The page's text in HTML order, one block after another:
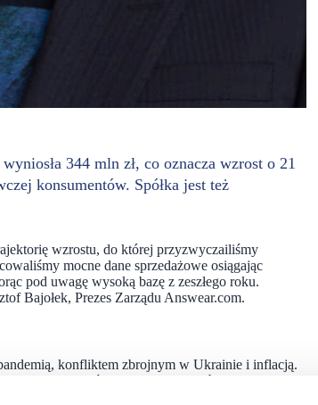
344 mln zł, co oznacza wzrost o 21
konsumentów. Spółka jest też
wzrostu, do której przyzwyczailiśmy
mocne dane sprzedażowe osiągając
pod uwagę wysoką bazę z zeszłego roku.
Bajołek, Prezes Zarządu Answear.com.
konfliktem zbrojnym w Ukrainie i inflacją.
wynagrodzeń w 2024 r. wynosi średnio 12,3
się na wzrost siły nabywczej konsumentów.